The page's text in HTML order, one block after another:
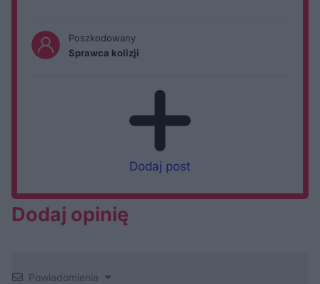
Poszkodowany
Sprawca kolizji
Dodaj post
Dodaj opinię
Powiadomienia